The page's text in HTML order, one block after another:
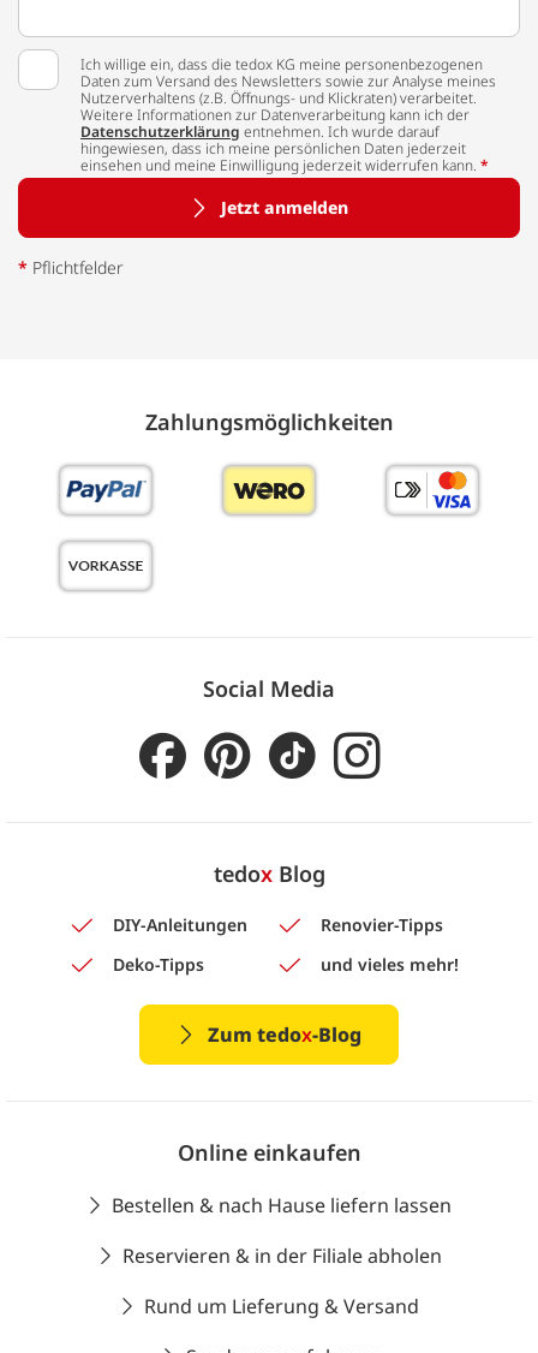
Ich willige ein, dass die tedox KG meine personenbezogenen
Daten zum Versand des Newsletters sowie zur Analyse meines
Nutzerverhaltens (z.B. Öffnungs- und Klickraten) verarbeitet.
Weitere Informationen zur Datenverarbeitung kann ich der
Datenschutzerklärung entnehmen. Ich wurde darauf
hingewiesen, dass ich meine persönlichen Daten jederzeit
einsehen und meine Einwilligung jederzeit widerrufen kann. *
Jetzt anmelden
* Pflichtfelder
Zahlungs­möglich­keiten
Social Media
tedoxBlog
DIY-Anleitungen
Renovier-Tipps
Deko-Tipps
und vieles mehr!
Zum tedox-Blog
Online einkaufen
Bestellen & nach Hause liefern lassen
Reservieren & in der Filiale abholen
Rund um Lieferung & Versand